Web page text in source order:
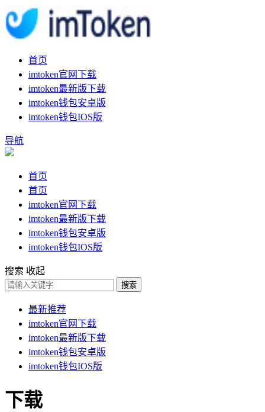
首页
imtoken官网下载
imtoken最新版下载
imtoken钱包安卓版
imtoken钱包IOS版
导航
首页
首页
imtoken官网下载
imtoken最新版下载
imtoken钱包安卓版
imtoken钱包IOS版
搜索 收起
搜索
最新推荐
imtoken官网下载
imtoken最新版下载
imtoken钱包安卓版
imtoken钱包IOS版
下载